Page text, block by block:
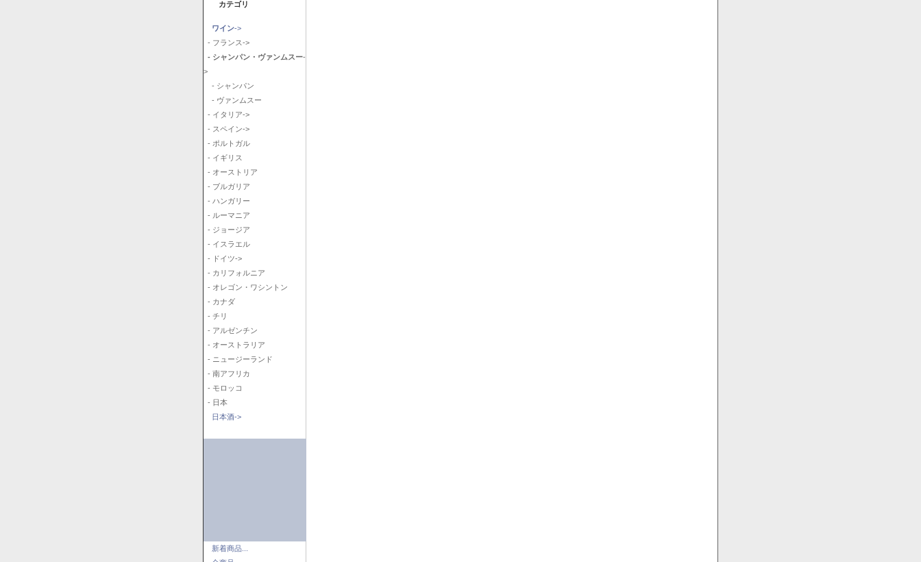
カテゴリ
ワイン->
- フランス->
- シャンパン・ヴァンムスー-
>
- シャンパン
- ヴァンムスー
- イタリア->
- スペイン->
- ポルトガル
- イギリス
- オーストリア
- ブルガリア
- ハンガリー
- ルーマニア
- ジョージア
- イスラエル
- ドイツ->
- カリフォルニア
- オレゴン・ワシントン
- カナダ
- チリ
- アルゼンチン
- オーストラリア
- ニュージーランド
- 南アフリカ
- モロッコ
- 日本
日本酒->
新着商品...